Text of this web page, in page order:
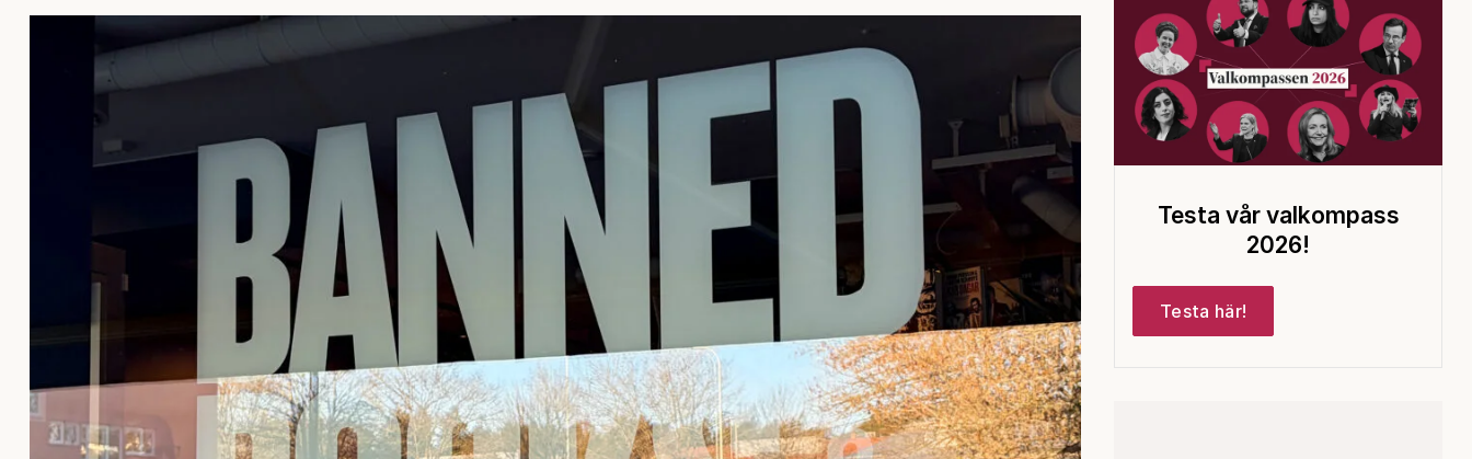
Testa vår valkompass
2026!
Testa här!